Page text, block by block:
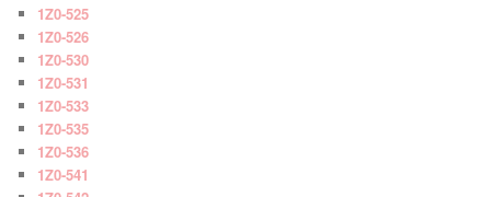
1Z0-525
1Z0-526
1Z0-530
1Z0-531
1Z0-533
1Z0-535
1Z0-536
1Z0-541